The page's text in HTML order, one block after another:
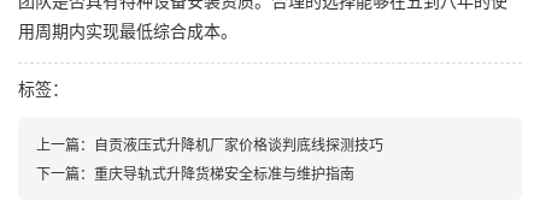
用周期内实现最低综合成本。
标签：
上一篇： 自贡液压式升降机厂家价格谈判底线探测技巧
下一篇： 重庆导轨式升降货梯安全标准与维护指南